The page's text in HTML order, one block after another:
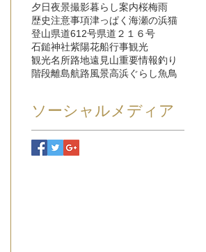
夕日夜景撮影暮らし案内桜梅雨
歴史注意事項津っぱく 海瀬の浜猫
登山県道612号県道２１６号
石鎚神社紫陽花船行事観光
観光名所路地遠見山重要情報釣り
階段離島航路 風景高浜ぐらし魚鳥
ソーシャルメディア